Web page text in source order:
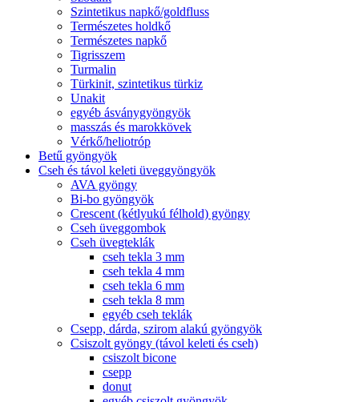
Szintetikus napkő/goldfluss
Természetes holdkő
Természetes napkő
Tigrisszem
Turmalin
Türkinit, szintetikus türkiz
Unakit
egyéb ásványgyöngyök
masszás és marokkövek
Vérkő/heliotróp
Betű gyöngyök
Cseh és távol keleti üveggyöngyök
AVA gyöngy
Bi-bo gyöngyök
Crescent (kétlyukú félhold) gyöngy
Cseh üveggombok
Cseh üvegteklák
cseh tekla 3 mm
cseh tekla 4 mm
cseh tekla 6 mm
cseh tekla 8 mm
egyéb cseh teklák
Csepp, dárda, szirom alakú gyöngyök
Csiszolt gyöngy (távol keleti és cseh)
csiszolt bicone
csepp
donut